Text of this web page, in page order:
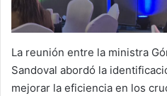
La reunión entre la ministra
Sandoval abordó la
mejorar la eficiencia en los